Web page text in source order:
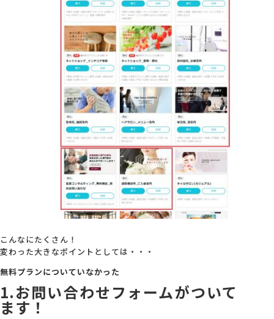
こんなにたくさん！
変わった大きなポイントとしては・・・
無料プランについていなかった
1.お問い合わせフォームがついて
ます！